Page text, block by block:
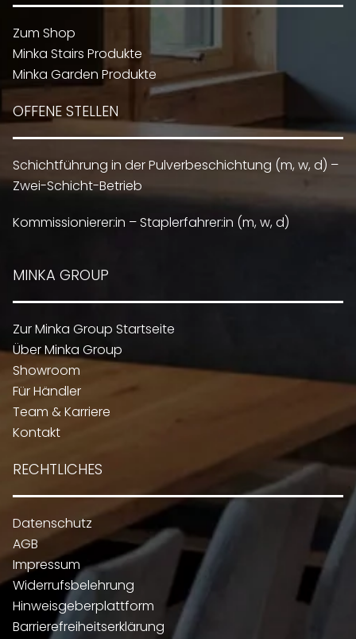
Zum Shop
Minka Stairs Produkte
Minka Garden Produkte
OFFENE STELLEN
Schichtführung in der Pulverbeschichtung (m, w, d) –
Zwei-Schicht-Betrieb
Kommissionierer:in – Staplerfahrer:in (m, w, d)
MINKA GROUP
Zur Minka Group Startseite
Über Minka Group
Showroom
Für Händler
Team & Karriere
Kontakt
RECHTLICHES
Datenschutz
AGB
Impressum
Widerrufsbelehrung
Hinweisgeberplattform
Barrierefreiheitserklärung